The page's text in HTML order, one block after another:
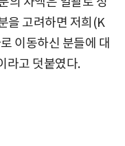
을 고려하면 저희(K
이동하신 분들에 대
라고 덧붙였다.